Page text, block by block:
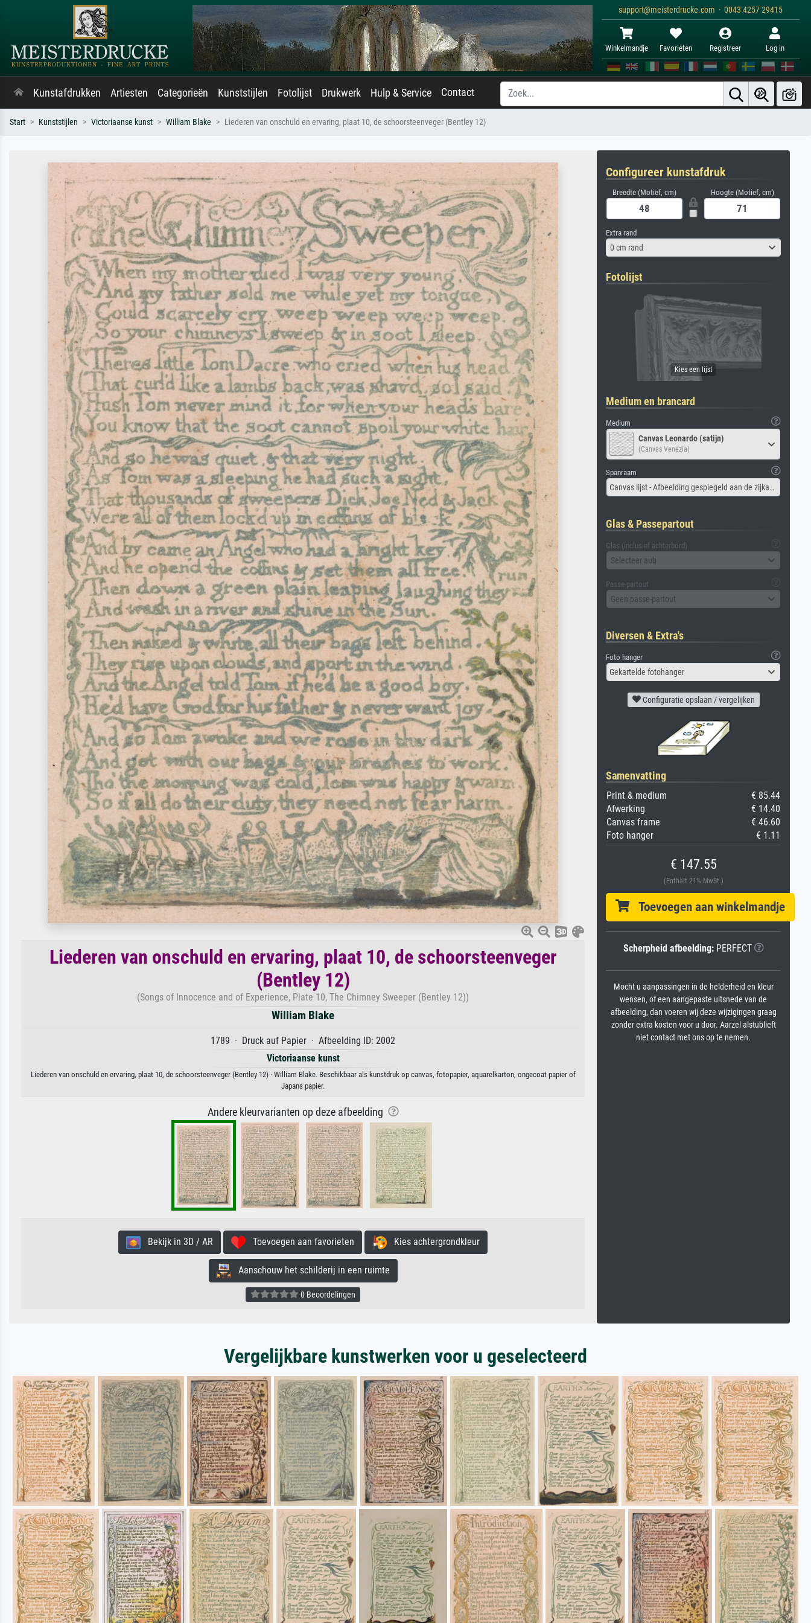
support@meisterdrucke.com · 0043 4257 29415
Winkelmandje Favorieten Registreer Log in
Kunstafdrukken Artiesten Categorieën Kunststijlen Fotolijst Drukwerk Hulp & Service Contact
Start Kunststijlen Victoriaanse kunst William Blake Liederen van onschuld en ervaring, plaat 10, de schoorsteenveger (Bentley 12)
Liederen van onschuld en ervaring, plaat 10, de schoorsteenveger
(Bentley 12)
(Songs of Innocence and of Experience, Plate 10, The Chimney Sweeper (Bentley 12))
William Blake
1789 · Druck auf Papier · Afbeelding ID: 2002
Victoriaanse kunst
Liederen van onschuld en ervaring, plaat 10, de schoorsteenveger (Bentley 12) · William Blake. Beschikbaar als kunstdruk op canvas, fotopapier, aquarelkarton, ongecoat papier of
Japans papier.
Andere kleurvarianten op deze afbeelding
Bekijk in 3D / AR Toevoegen aan favorieten Kies achtergrondkleur
Aanschouw het schilderij in een ruimte
0 Beoordelingen
Configureer kunstafdruk
Breedte (Motief, cm) Hoogte (Motief, cm)
Extra rand
0 cm rand
Fotolijst
Medium en brancard
Medium
Canvas Leonardo (satijn)
(Canvas Venezia)
Spanraam
Canvas lijst - Afbeelding gespiegeld aan de zijkant
Glas & Passepartout
Glas (inclusief achterbord)
Selecteer aub
Passe-partout
Geen passe-partout
Diversen & Extra's
Foto hanger
Gekartelde fotohanger
Configuratie opslaan / vergelijken
Samenvatting
Print & medium
€ 85.44
Afwerking
€ 14.40
Canvas frame
€ 46.60
Foto hanger
€ 1.11
€ 147.55
(Enthält 21% MwSt.)
Toevoegen aan winkelmandje
Scherpheid afbeelding:PERFECT
Mocht u aanpassingen in de helderheid en kleur
wensen, of een aangepaste uitsnede van de
afbeelding, dan voeren wij deze wijzigingen graag
zonder extra kosten voor u door. Aarzel alstublieft
niet contact met ons op te nemen.
Vergelijkbare kunstwerken voor u geselecteerd